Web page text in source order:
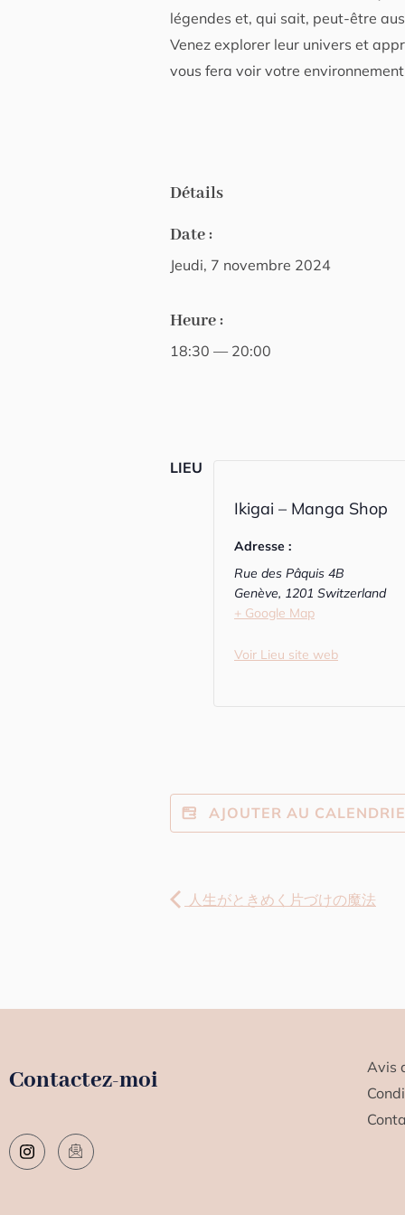
légendes et, qui sait, peut-être
Venez explorer leur univers et
vous fera voir votre
Détails
Date :
Jeudi, 7 novembre 2024
Heure :
18:30 — 20:00
LIEU
Ikigai – Manga Shop
Adresse :
Rue des Pâquis 4B
Genève, 1201 Switzerland
+ Google Map
Voir Lieu site web
AJOUTER AU
人生がときめく片づけの魔法
Contactez-moi
Avis